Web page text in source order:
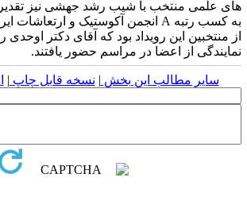
علمی منتخب با شیب رشد جهشی نیز تقدیر
منتخبین این رویداد بود که آقای دکتر اوحدی
از اعضا در مراسم حضور یافتند.
سایر مطالب این بخش | نسخه قابل چاپ|